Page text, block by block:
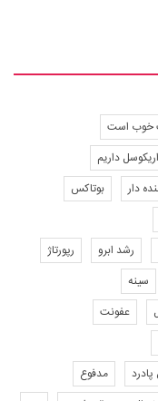
خوب است
داریم
دار
بوتاکس
رشد ابرو
رپورتاژ
سینه
عفونت
مدفوع